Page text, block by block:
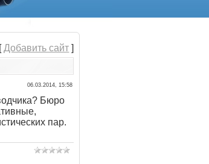
[ Добавить сайт ]
06.03.2014, 15:58
Бюро
пар.